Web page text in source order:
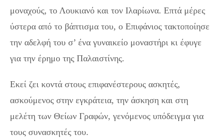
μοναχούς, το Λουκιανό και τον Ιλαρίωνα. Επτά μέρες
ύστερα από το βάπτισμα του, ο Επιφάνιος τακτοποίησε
την αδελφή του σ’ ένα γυναικείο μοναστήρι κι έφυγε
για την έρημο της Παλαιστίνης.
Εκεί ζει κοντά στους επιφανέστερους ασκητές,
ασκούμενος στην εγκράτεια, την άσκηση και στη
μελέτη των Θείων Γραφών, γενόμενος υπόδειγμα για
τους συνασκητές του.